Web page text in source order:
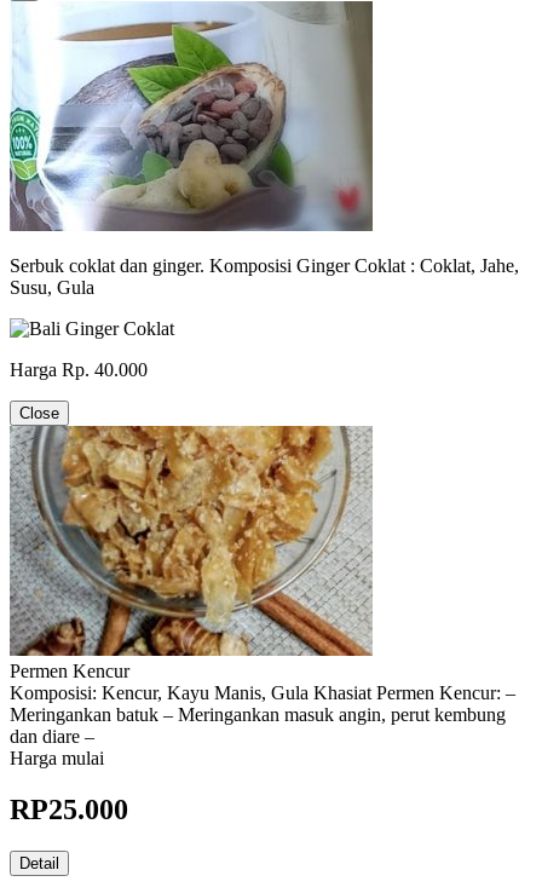
Serbuk coklat dan ginger. Komposisi Ginger Coklat : Coklat, Jahe,
Susu, Gula
Harga Rp. 40.000
Close
Permen Kencur
Komposisi: Kencur, Kayu Manis, Gula Khasiat Permen Kencur: –
Meringankan batuk – Meringankan masuk angin, perut kembung
dan diare –
Harga mulai
RP25.000
Detail